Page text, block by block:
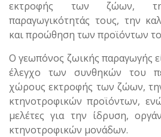
εκτροφής των ζώων,
παραγωγικότητάς τους, την
και προώθηση των προϊόντων
Ο γεωπόνος ζωικής παραγωγής
έλεγχο των συνθηκών του
χώρους εκτροφής των ζώων,
κτηνοτροφικών προϊόντων,
μελέτες για την ίδρυση,
κτηνοτροφικών μονάδων.